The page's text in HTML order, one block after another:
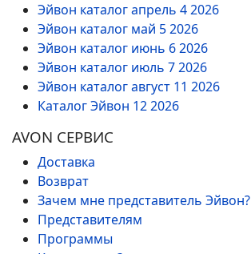
Эйвон каталог апрель 4 2026
Эйвон каталог май 5 2026
Эйвон каталог июнь 6 2026
Эйвон каталог июль 7 2026
Эйвон каталог август 11 2026
Каталог Эйвон 12 2026
AVON СЕРВИС
Доставка
Возврат
Зачем мне представитель Эйвон?
Представителям
Программы